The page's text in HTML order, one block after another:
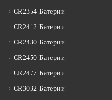
CR2354 Батерии
CR2412 Батерии
CR2430 Батерии
CR2450 Батерии
CR2477 Батерии
CR3032 Батерии